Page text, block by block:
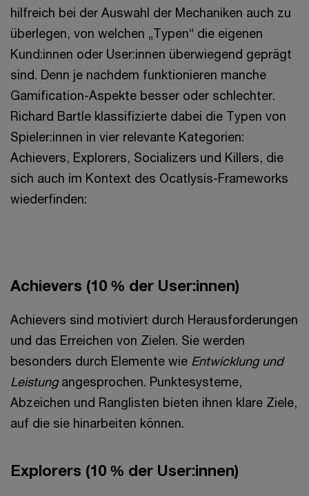
hilfreich bei der Auswahl der Mechaniken auch zu
überlegen, von welchen „Typen“ die eigenen
Kund:innen oder User:innen überwiegend geprägt
sind. Denn je nachdem funktionieren manche
Gamification-Aspekte besser oder schlechter.
Richard Bartle klassifizierte dabei die Typen von
Spieler:innen in vier relevante Kategorien:
Achievers, Explorers, Socializers und Killers, die
sich auch im Kontext des Ocatlysis-Frameworks
wiederfinden:
Achievers (10 % der User:innen)
Achievers sind motiviert durch Herausforderungen
und das Erreichen von Zielen. Sie werden
besonders durch Elemente wie Entwicklung und
Leistungangesprochen. Punktesysteme,
Abzeichen und Ranglisten bieten ihnen klare Ziele,
auf die sie hinarbeiten können.
Explorers (10 % der User:innen)